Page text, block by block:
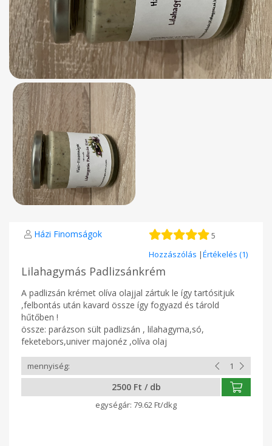
Házi Finomságok 5
Hozzászólás |Értékelés (1)
Lilahagymás Padlizsánkrém
A padlizsán krémet olíva olajjal zártuk le így tartósitjuk
,felbontás után kavard össze így fogyazd és tárold
hűtőben !
össze: parázson sült padlizsán , lilahagyma,só,
feketebors,univer majonéz ,olíva olaj
2500 Ft / db
79.62 Ft/dkg